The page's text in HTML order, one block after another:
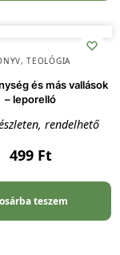
,TEOLÓGIA
és más vallások
– leporelló
rendelhető
499 Ft
teszem